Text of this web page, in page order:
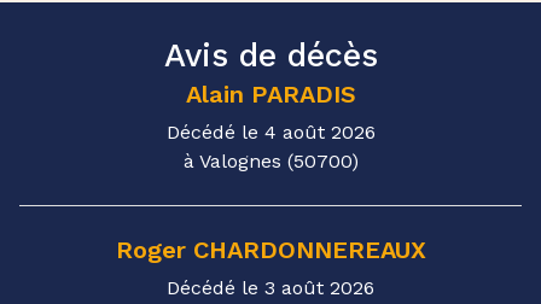
Avis de décès
Alain PARADIS
Décédé le 4 août 2026
à Valognes (50700)
Roger CHARDONNEREAUX
Décédé le 3 août 2026